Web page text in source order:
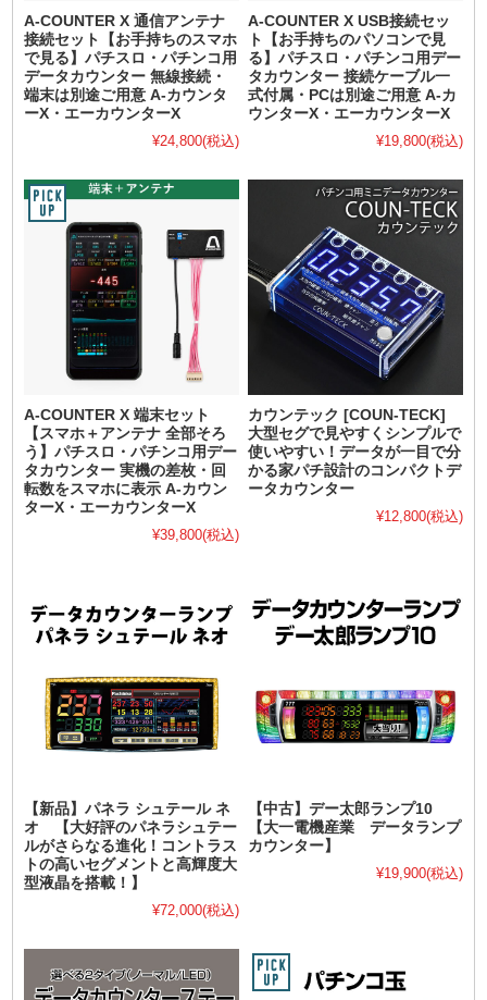
A-COUNTER X 通信アンテナ
接続セット【お手持ちのスマホ
で見る】パチスロ・パチンコ用
データカウンター 無線接続・
端末は別途ご用意 A-カウンタ
ーX・エーカウンターX
¥24,800(税込)
A-COUNTER X USB接続セッ
ト【お手持ちのパソコンで見
る】パチスロ・パチンコ用デー
タカウンター 接続ケーブル一
式付属・PCは別途ご用意 A-カ
ウンターX・エーカウンターX
¥19,800(税込)
A-COUNTER X 端末セット
【スマホ＋アンテナ 全部そろ
う】パチスロ・パチンコ用デー
タカウンター 実機の差枚・回
転数をスマホに表示 A-カウン
ターX・エーカウンターX
¥39,800(税込)
カウンテック [COUN-TECK]
大型セグで見やすくシンプルで
使いやすい！データが一目で分
かる家パチ設計のコンパクトデ
ータカウンター
¥12,800(税込)
【新品】パネラ シュテール ネ
オ 【大好評のパネラシュテー
ルがさらなる進化！コントラス
トの高いセグメントと高輝度大
型液晶を搭載！】
¥72,000(税込)
【中古】デー太郎ランプ10
【大一電機産業 データランプ
カウンター】
¥19,900(税込)